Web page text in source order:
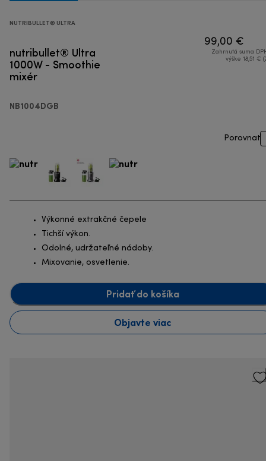
NUTRIBULLET® ULTRA
nutribullet® Ultra
1000W - Smoothie
mixér
NB1004DGB
99,00 €
Zahrnutá suma
výške 18,51 €
Porovnať
Výkonné extrakčné čepele
Tichší výkon.
Odolné, udržateľné nádoby.
Mixovanie, osvetlenie.
Pridať do košíka
Objavte viac